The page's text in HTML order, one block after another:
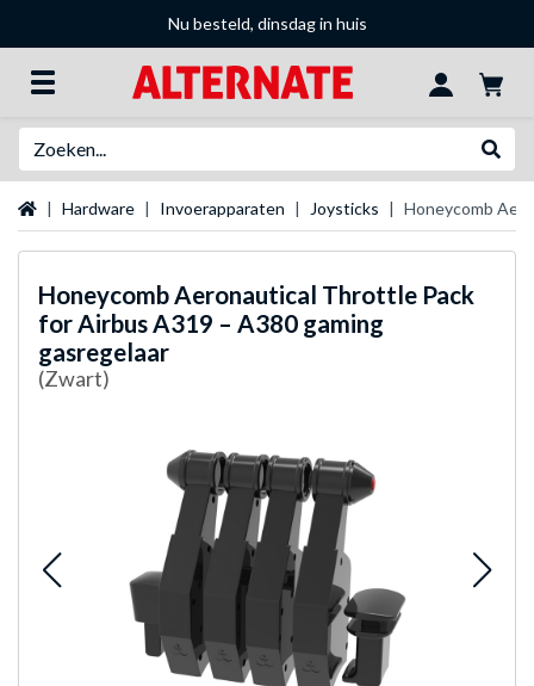
Nu besteld, dinsdag in huis
Startpagina
Hardware Invoerapparaten Joysticks Honeycomb
Honeycomb Aeronautical Throttle Pack
for Airbus A319 – A380 gaming
gasregelaar
(Zwart)